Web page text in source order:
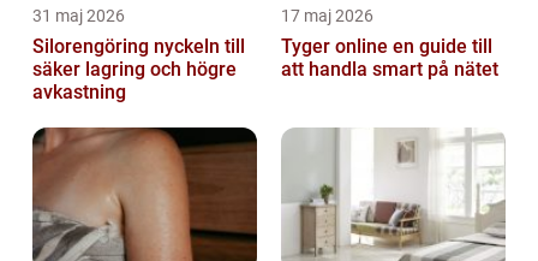
31 maj 2026
Silorengöring nyckeln till
säker lagring och högre
avkastning
17 maj 2026
Tyger online en guide till
att handla smart på nätet